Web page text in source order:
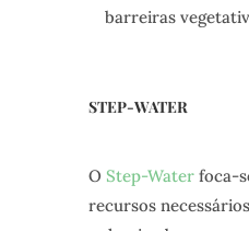
barreiras
STEP-WATER
O Step-Waterfoca-
recursos